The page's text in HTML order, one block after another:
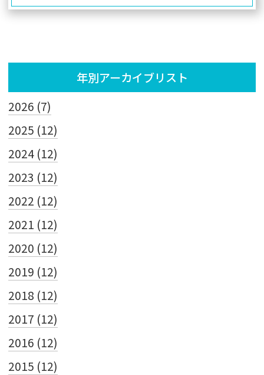
年別アーカイブリスト
2026 (7)
2025 (12)
2024 (12)
2023 (12)
2022 (12)
2021 (12)
2020 (12)
2019 (12)
2018 (12)
2017 (12)
2016 (12)
2015 (12)